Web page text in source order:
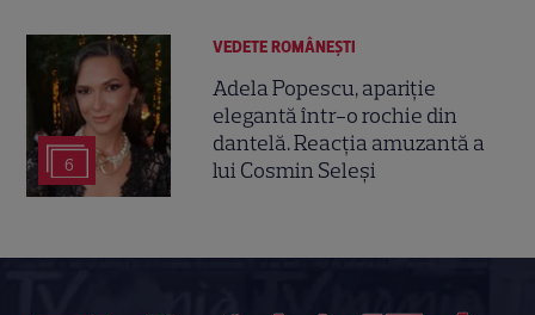
6
VEDETE ROMÂNEŞTI
Adela Popescu, apariție
elegantă într-o rochie din
dantelă. Reacția amuzantă a
lui Cosmin Seleși